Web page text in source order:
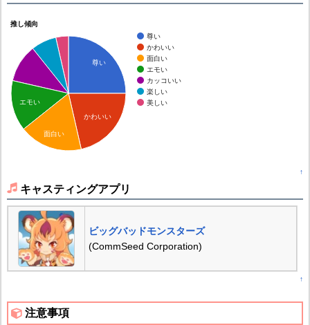
推し傾向
尊い
かわいい
面白い
エモい
カッコいい
楽しい
美しい
尊い
かわいい
エモい
面白い
↑
キャスティングアプリ
ビッグバッドモンスターズ
(CommSeed Corporation)
↑
注意事項